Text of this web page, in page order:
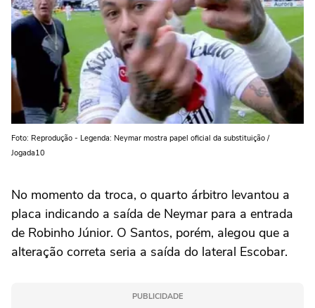
Foto: Reprodução - Legenda: Neymar mostra papel oficial da substituição /
Jogada10
No momento da troca, o quarto árbitro levantou a
placa indicando a saída de Neymar para a entrada
de Robinho Júnior. O Santos, porém, alegou que a
alteração correta seria a saída do lateral Escobar.
PUBLICIDADE